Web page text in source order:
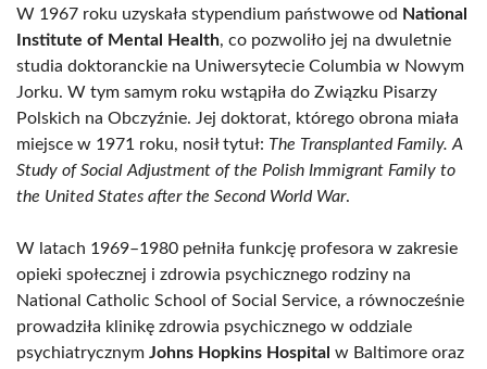
W 1967 roku uzyskała stypendium państwowe od National
Institute of Mental Health, co pozwoliło jej na dwuletnie
studia doktoranckie na Uniwersytecie Columbia w Nowym
Jorku. W tym samym roku wstąpiła do Związku Pisarzy
Polskich na Obczyźnie. Jej doktorat, którego obrona miała
miejsce w 1971 roku, nosił tytuł: The Transplanted Family. A
Study of Social Adjustment of the Polish Immigrant Family to
the United States after the Second World War.
W latach 1969–1980 pełniła funkcję profesora w zakresie
opieki społecznej i zdrowia psychicznego rodziny na
National Catholic School of Social Service, a równocześnie
prowadziła klinikę zdrowia psychicznego w oddziale
psychiatrycznym Johns Hopkins Hospital w Baltimore oraz